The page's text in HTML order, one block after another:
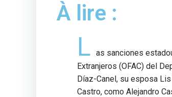
À lire :
L as sanciones
Extranjeros (OFAC) del
Díaz-Canel, su esposa
Castro, como Alejandro